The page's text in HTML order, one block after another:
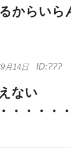
からいら
月14日
ない
・・・・